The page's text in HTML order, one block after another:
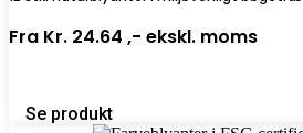
Fra Kr. 24.64 ,- ekskl. moms
Se produkt